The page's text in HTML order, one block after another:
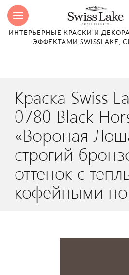
ИНТЕРЬЕРНЫЕ КРАСКИ И
ЭФФЕКТАМИ SWISSLAKE,
Краска Swiss
0780 Black
«Вороная
строгий
оттенок с
кофейными